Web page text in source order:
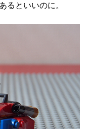
るといいのに。